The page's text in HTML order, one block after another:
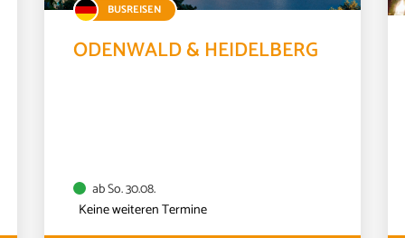
BUSREISEN
ODENWALD & HEIDELBERG
ab So. 30.08.
Keine weiteren Termine